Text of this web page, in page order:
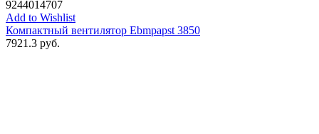
9244014707
Add to Wishlist
Компактный вентилятор Ebmpapst 3850
7921.3 руб.